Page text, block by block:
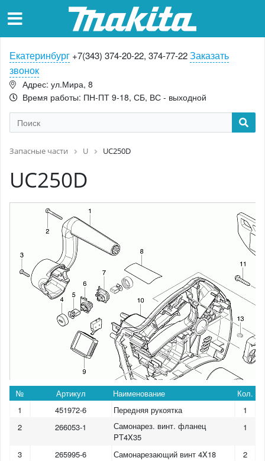
Екатеринбург +7(343) 374-20-22, 374-77-22Заказать
звонок
Адрес: ул.Мира, 8
Время работы: ПН-ПТ 9-18, СБ, ВС - выходной
Запасные части U UC250D
UC250D
№ Артикул Наименование
Кол.
1
451972-6 Передняя рукоятка
1
2
266053-1
Самонарез. винт. фланец
PT4X35
1
3 265995-6 Самонарезающий винт 4X18
2